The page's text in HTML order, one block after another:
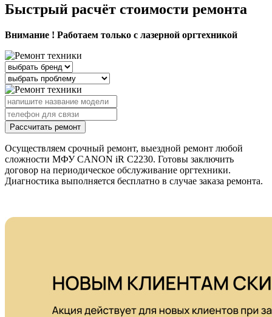
Быстрый расчёт стоимости ремонта
Внимание ! Работаем только с лазерной оргтехникой
Рассчитать ремонт
Осуществляем срочный ремонт, выездной ремонт любой
сложности МФУ CANON iR C2230. Готовы заключить
договор на периодическое обслуживание оргтехники.
Диагностика выполняется бесплатно в случае заказа ремонта.